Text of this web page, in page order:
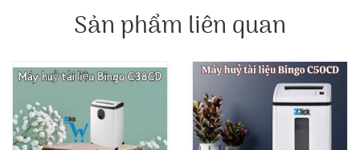
Sản phẩm liên quan